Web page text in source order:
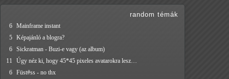
random témák
6 Mainframe instant
5 Képajánló a blogra?
6 Sickratman - Buzi-e vagy (az album)
11
Úgy néz ki, hogy 45*45 pixeles avatarokra lesz…
6 Füst#ss - no thx